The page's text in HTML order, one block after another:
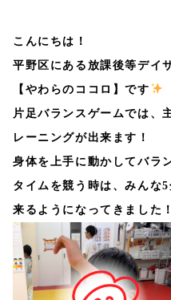
こんにちは！
平野区にある放課後等デイ
【やわらのココロ】です
片足バランスゲームでは、
レーニングが出来ます！
身体を上手に動かしてバラ
タイムを競う時は、みんな
来るようになってきました！